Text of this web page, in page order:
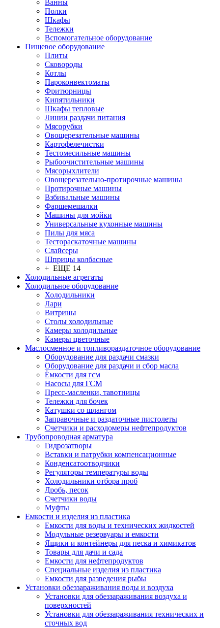
Ванны
Полки
Шкафы
Тележки
Вспомогательное оборудование
Пищевое оборудование
Плиты
Сковороды
Котлы
Пароконвектоматы
Фритюрницы
Кипятильники
Шкафы тепловые
Линии раздачи питания
Мясорубки
Овощерезательные машины
Картофелечистки
Тестомесильные машины
Рыбоочистительные машины
Мясорыхлители
Овощерезательно-протирочные машины
Протирочные машины
Взбивальные машины
Фаршемешалки
Машины для мойки
Универсальные кухонные машины
Пилы для мяса
Тестораскаточные машины
Слайсеры
Шприцы колбасные
+ ЕЩЕ 14
Холодильные агрегаты
Холодильное оборудование
Холодильники
Лари
Витрины
Столы холодильные
Камеры холодильные
Камеры цветочные
Маслосменное и топливораздаточное оборудование
Оборудование для раздачи смазки
Оборудование для раздачи и сбор масла
Ёмкости для гсм
Насосы для ГСМ
Пресс-масленки, тавотницы
Тележки для бочек
Катушки со шлангом
Заправочные и раздаточные пистолеты
Счетчики и расходомеры нефтепродуктов
Трубопроводная арматура
Гидрозатворы
Вставки и патрубки компенсационные
Конденсатоотводчики
Регуляторы температуры воды
Холодильники отбора проб
Дробь, песок
Счетчики воды
Муфты
Емкости и изделия из пластика
Емкости для воды и технических жидкостей
Модульные резервуары и емкости
Ящики и контейнеры для песка и химикатов
Товары для дачи и сада
Емкости для нефтепродуктов
Специальные изделия из пластика
Емкости для разведения рыбы
Установки обеззараживания воды и воздуха
Установки для обеззараживания воздуха и
поверхностей
Установки для обеззараживания технических и
сточных вод